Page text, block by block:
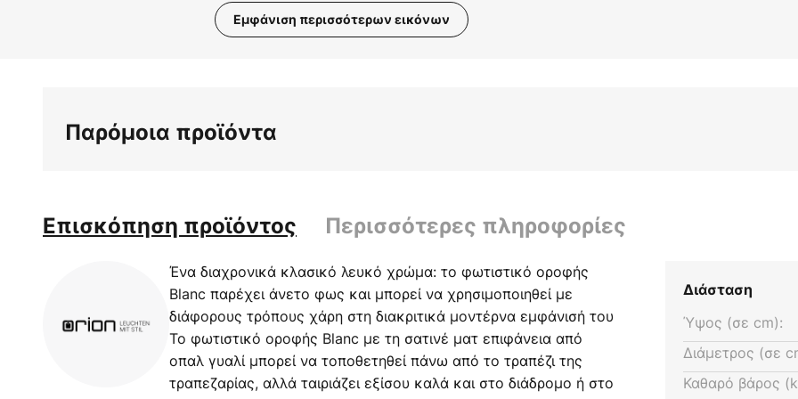
Εμφάνιση περισσότερων εικόνων
συλλογής
Παρόμοια προϊόντα
Επισκόπηση προϊόντος Περισσότερες πληροφορίες
Ένα διαχρονικά κλασικό λευκό χρώμα: το φωτιστικό οροφής
Blanc παρέχει άνετο φως και μπορεί να χρησιμοποιηθεί με
διάφορους τρόπους χάρη στη διακριτικά μοντέρνα εμφάνισή του
Το φωτιστικό οροφής Blanc με τη σατινέ ματ επιφάνεια από
οπαλ γυαλί μπορεί να τοποθετηθεί πάνω από το τραπέζι της
τραπεζαρίας, αλλά ταιριάζει εξίσου καλά και στο διάδρομο ή στο
Διάσταση
Ύψος (σε cm):
Διάμετρος (σε
Καθαρό βάρος